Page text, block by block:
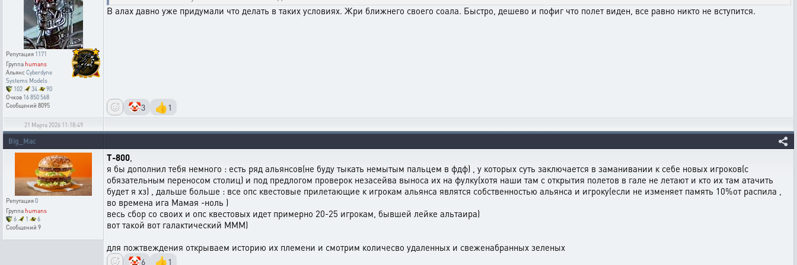
Репутация 1171
Группаhumans
АльянсCyberdyne
Systems Models
102
34
90
Очков 16 850 568
Сообщений 8095
В алах давно уже придумали что делать в таких условиях. Жри ближнего своего соала. Быстро, дешево и пофиг что полет виден, все равно никто не вступится.
🤡3 👍1
21 Марта 2026 11:18:49
Big_Mac
Репутация0
Группаhumans
6
1
6
Сообщений 9
T-800,
я бы дополнил тебя немного : есть ряд альянсов(не буду тыкать немытым пальцем в фдф) , у которых суть заключается в заманивании к себе новых игроков(с
обязательным переносом столиц) и под предлогом проверок незасейва выноса их на фулку(хотя наши там с открытия полетов в гале не летают и кто их там атачить
будет я хз) , дальше больше : все опс квестовые прилетающие к игрокам альянса являтся собственностью альянса и игроку(если не изменяет память 10%от распила ,
во времена ига Мамая -ноль )
весь сбор со своих и опс квестовых идет примерно 20-25 игрокам, бывшей лейке альтаира)
вот такой вот галактический МММ)
для пожтвеждения открываем историю их племени и смотрим количесво удаленных и свеженабранных зеленых
🤡6 👍1